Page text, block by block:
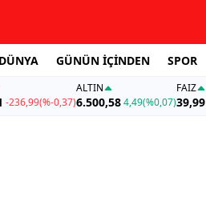
DÜNYA GÜNÜN İÇİNDEN SPOR
-236,99(%-0,37)
ALTIN
6.500,584,49(%0,07)
FAİZ
39,99